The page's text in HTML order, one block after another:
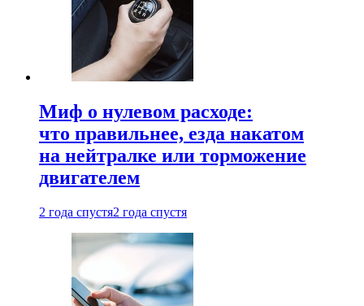
Миф о нулевом расходе:
что правильнее, езда накатом
на нейтралке или торможение
двигателем
2 года спустя2 года спустя